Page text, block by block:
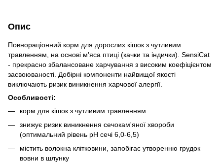
Опис
Повнораціонний корм для дорослих кішок з чутливим
травленням, на основі м'яса птиці (качки та індички). SensiCat
- прекрасно збалансоване харчування з високим коефіцієнтом
засвоюваності. Добірні компоненти найвищої якості
виключають ризик виникнення харчової алергії.
Особливості:
корм для кішок з чутливим травленням
знижує ризик виникнення сечокам'яної хвороби
(оптимальний рівень рН сечі 6,0-6,5)
містить волокна клітковини, запобігає утворенню грудок
вовни в шлунку